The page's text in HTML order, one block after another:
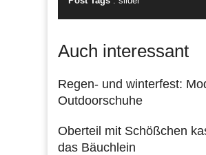
Auch interessant
Regen- und winterfest:
Outdoorschuhe
Oberteil mit Schößchen
das Bäuchlein